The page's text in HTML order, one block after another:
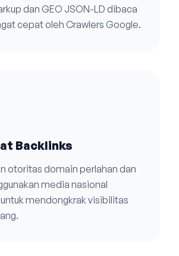
dan GEO JSON-LD dibaca
cepat oleh Crawlers Google.
Backlinks
otoritas domain perlahan dan
media nasional
mendongkrak visibilitas